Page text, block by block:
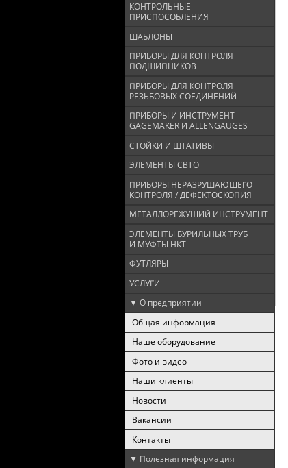
КОНТРОЛЬНЫЕ
ПРИСПОСОБЛЕНИЯ
ШАБЛОНЫ
ПРИБОРЫ ДЛЯ КОНТРОЛЯ
ПОДШИПНИКОВ
ПРИБОРЫ ДЛЯ КОНТРОЛЯ
РЕЗЬБОВЫХ СОЕДИНЕНИЙ
ПРИБОРЫ И ИНСТРУМЕНТ
GAGEMAKER И ALLENGAUGES
СТОЙКИ И ШТАТИВЫ
ЭЛЕМЕНТЫ СВТО
ПРИБОРЫ НЕРАЗРУШАЮЩЕГО
КОНТРОЛЯ / ДЕФЕКТОСКОПИЯ
МЕТАЛЛОРЕЖУЩИЙ ИНСТРУМЕНТ
ЭЛЕМЕНТЫ БУРИЛЬНЫХ ТРУБ
И МУФТЫ НКТ
ФУТЛЯРЫ
УСЛУГИ
▼ О предприятии
Общая информация
Наше оборудование
Фото и видео
Наши клиенты
Новости
Вакансии
Контакты
▼ Полезная информация